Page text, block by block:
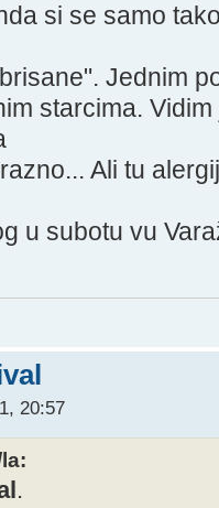
si se samo
Jednim
starcima.
Ali tu
u subotu vu
20:57
.